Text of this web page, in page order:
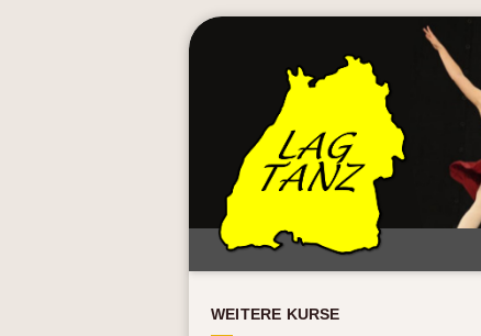
WEITERE KURSE